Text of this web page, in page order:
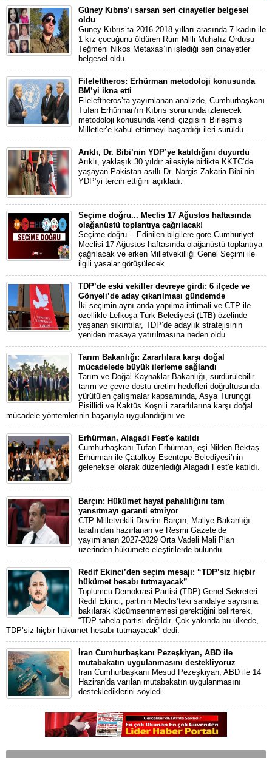
Güney Kıbrıs’ı sarsan seri cinayetler belgesel
oldu
Güney Kıbrıs’ta 2016-2018 yılları arasında 7 kadın ile
1 kız çocuğunu öldüren Rum Milli Muhafız Ordusu
Teğmeni Nikos Metaxas’ın işlediği seri cinayetler
belgesel oldu.
Fileleftheros: Erhürman metodoloji konusunda
BM’yi ikna etti
Fileleftheros’ta yayımlanan analizde, Cumhurbaşkanı
Tufan Erhürman’ın Kıbrıs sorununda izlenecek
metodoloji konusunda kendi çizgisini Birleşmiş
Milletler’e kabul ettirmeyi başardığı ileri sürüldü.
Arıklı, Dr. Bibi’nin YDP’ye katıldığını duyurdu
Arıklı, yaklaşık 30 yıldır ailesiyle birlikte KKTC’de
yaşayan Pakistan asıllı Dr. Nargis Zakaria Bibi’nin
YDP’yi tercih ettiğini açıkladı.
Seçime doğru... Meclis 17 Ağustos haftasında
olağanüstü toplantıya çağrılacak!
Seçime doğru... Edinilen bilgilere göre Cumhuriyet
Meclisi 17 Ağustos haftasında olağanüstü toplantıya
çağrılacak ve erken Milletvekilliği Genel Seçimi ile
ilgili yasalar görüşülecek.
TDP’de eski vekiller devreye girdi: 6 ilçede ve
Gönyeli’de aday çıkarılması gündemde
İki seçimin aynı anda yapılma ihtimali ve CTP ile
özellikle Lefkoşa Türk Belediyesi (LTB) özelinde
yaşanan sıkıntılar, TDP’de adaylık stratejisinin
yeniden masaya yatırılmasına neden oldu.
Tarım Bakanlığı: Zararlılara karşı doğal
mücadelede büyük ilerleme sağlandı
Tarım ve Doğal Kaynaklar Bakanlığı, sürdürülebilir
tarım ve çevre dostu üretim hedefleri doğrultusunda
yürütülen çalışmalar kapsamında, Asya Turunçgil
Pisillidi ve Kaktüs Koşnili zararlılarına karşı doğal
mücadele yöntemlerinin başarıyla uygulandığını ve
Erhürman, Alagadi Fest'e katıldı
Cumhurbaşkanı Tufan Erhürman, eşi Nilden Bektaş
Erhürman ile Çatalköy-Esentepe Belediyesi’nin
geleneksel olarak düzenlediği Alagadi Fest'e katıldı.
Barçın: Hükümet hayat pahalılığını tam
yansıtmayı garanti etmiyor
CTP Milletvekili Devrim Barçın, Maliye Bakanlığı
tarafından hazırlanan ve Resmi Gazete’de
yayımlanan 2027-2029 Orta Vadeli Mali Plan
üzerinden hükümete eleştirilerde bulundu.
Redif Ekinci’den seçim mesajı: “TDP’siz hiçbir
hükümet hesabı tutmayacak”
Toplumcu Demokrasi Partisi (TDP) Genel Sekreteri
Redif Ekinci, partinin Meclis’teki sandalye sayısına
bakılarak küçümsenmemesi gerektiğini belirterek,
“TDP tabela partisi değildir. Çok yakında bu ülkede,
TDP’siz hiçbir hükümet hesabı tutmayacak” dedi.
İran Cumhurbaşkanı Pezeşkiyan, ABD ile
mutabakatın uygulanmasını destekliyoruz
İran Cumhurbaşkanı Mesud Pezeşkiyan, ABD ile 14
Haziran'da varılan mutabakatın uygulanmasını
desteklediklerini söyledi.